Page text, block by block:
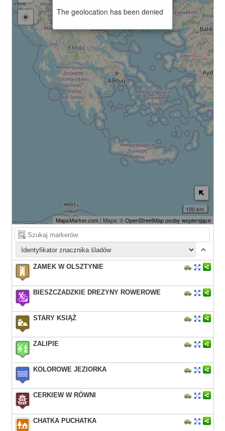
100 km
MapsMarker.com| Mapa: ©OpenStreetMap osoby wspierające
The geolocation has been denied
ZAMEK W OLSZTYNIE
BIESZCZADZKIE DREZYNY ROWEROWE
STARY KSIĄŻ
ZALIPIE
KOLOROWE JEZIORKA
CERKIEW W RÓWNI
CHATKA PUCHATKA